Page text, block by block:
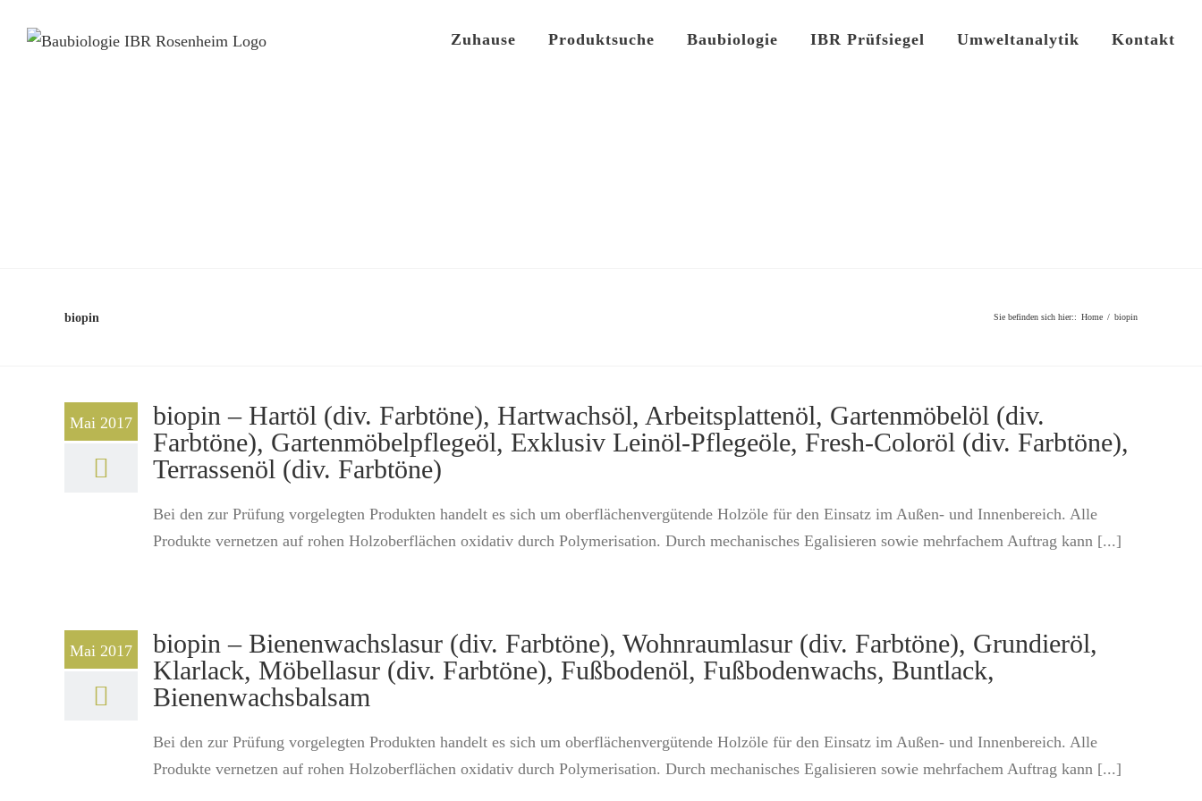
Zuhause Produktsuche Baubiologie IBR Prüfsiegel Umweltanalytik Kontakt
biopin Sie befinden sich hier:: Home / biopin
Mai 2017
biopin – Hartöl (div. Farbtöne), Hartwachsöl, Arbeitsplattenöl, Gartenmöbelöl (div.
Farbtöne), Gartenmöbelpflegeöl, Exklusiv Leinöl-Pflegeöle, Fresh-Coloröl (div. Farbtöne),
Terrassenöl (div. Farbtöne)
Bei den zur Prüfung vorgelegten Produkten handelt es sich um oberflächenvergütende Holzöle für den Einsatz im Außen- und Innenbereich. Alle
Produkte vernetzen auf rohen Holzoberflächen oxidativ durch Polymerisation. Durch mechanisches Egalisieren sowie mehrfachem Auftrag kann [...]
Mai 2017
biopin – Bienenwachslasur (div. Farbtöne), Wohnraumlasur (div. Farbtöne), Grundieröl,
Klarlack, Möbellasur (div. Farbtöne), Fußbodenöl, Fußbodenwachs, Buntlack,
Bienenwachsbalsam
Bei den zur Prüfung vorgelegten Produkten handelt es sich um oberflächenvergütende Holzöle für den Einsatz im Außen- und Innenbereich. Alle
Produkte vernetzen auf rohen Holzoberflächen oxidativ durch Polymerisation. Durch mechanisches Egalisieren sowie mehrfachem Auftrag kann [...]